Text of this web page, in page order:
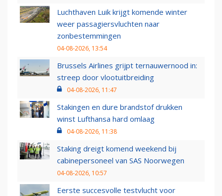
Luchthaven Luik krijgt komende winter
weer passagiersvluchten naar
zonbestemmingen
04-08-2026, 13:54
Brussels Airlines grijpt ternauwernood in:
streep door vlootuitbreiding
04-08-2026, 11:47
Stakingen en dure brandstof drukken
winst Lufthansa hard omlaag
04-08-2026, 11:38
Staking dreigt komend weekend bij
cabinepersoneel van SAS Noorwegen
04-08-2026, 10:57
Eerste succesvolle testvlucht voor